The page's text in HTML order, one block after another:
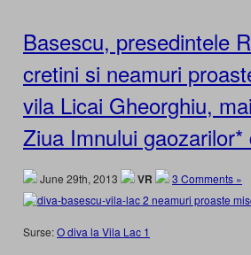
Basescu, presedintele
cretini si neamuri
vila Licai Gheorghiu,
Ziua Imnului
June 29th, 2013 VR 3 Comments »
Surse:O diva la Vila Lac 1